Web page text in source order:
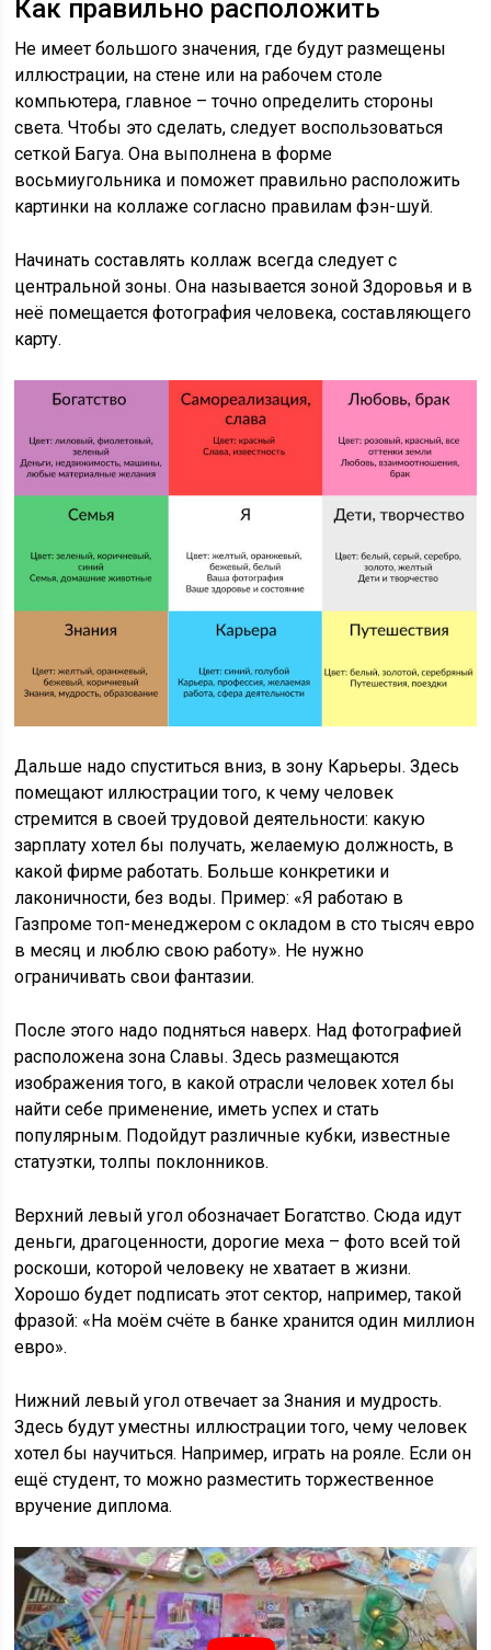
Как правильно расположить
Не имеет большого значения, где будут размещены
иллюстрации, на стене или на рабочем столе
компьютера, главное – точно определить стороны
света. Чтобы это сделать, следует воспользоваться
сеткой Багуа. Она выполнена в форме
восьмиугольника и поможет правильно расположить
картинки на коллаже согласно правилам фэн-шуй.
Начинать составлять коллаж всегда следует с
центральной зоны. Она называется зоной Здоровья и в
неё помещается фотография человека, составляющего
карту.
Дальше надо спуститься вниз, в зону Карьеры. Здесь
помещают иллюстрации того, к чему человек
стремится в своей трудовой деятельности: какую
зарплату хотел бы получать, желаемую должность, в
какой фирме работать. Больше конкретики и
лаконичности, без воды. Пример: «Я работаю в
Газпроме топ-менеджером с окладом в сто тысяч евро
в месяц и люблю свою работу». Не нужно
ограничивать свои фантазии.
После этого надо подняться наверх. Над фотографией
расположена зона Славы. Здесь размещаются
изображения того, в какой отрасли человек хотел бы
найти себе применение, иметь успех и стать
популярным. Подойдут различные кубки, известные
статуэтки, толпы поклонников.
Верхний левый угол обозначает Богатство. Сюда идут
деньги, драгоценности, дорогие меха – фото всей той
роскоши, которой человеку не хватает в жизни.
Хорошо будет подписать этот сектор, например, такой
фразой: «На моём счёте в банке хранится один миллион
евро».
Нижний левый угол отвечает за Знания и мудрость.
Здесь будут уместны иллюстрации того, чему человек
хотел бы научиться. Например, играть на рояле. Если он
ещё студент, то можно разместить торжественное
вручение диплома.